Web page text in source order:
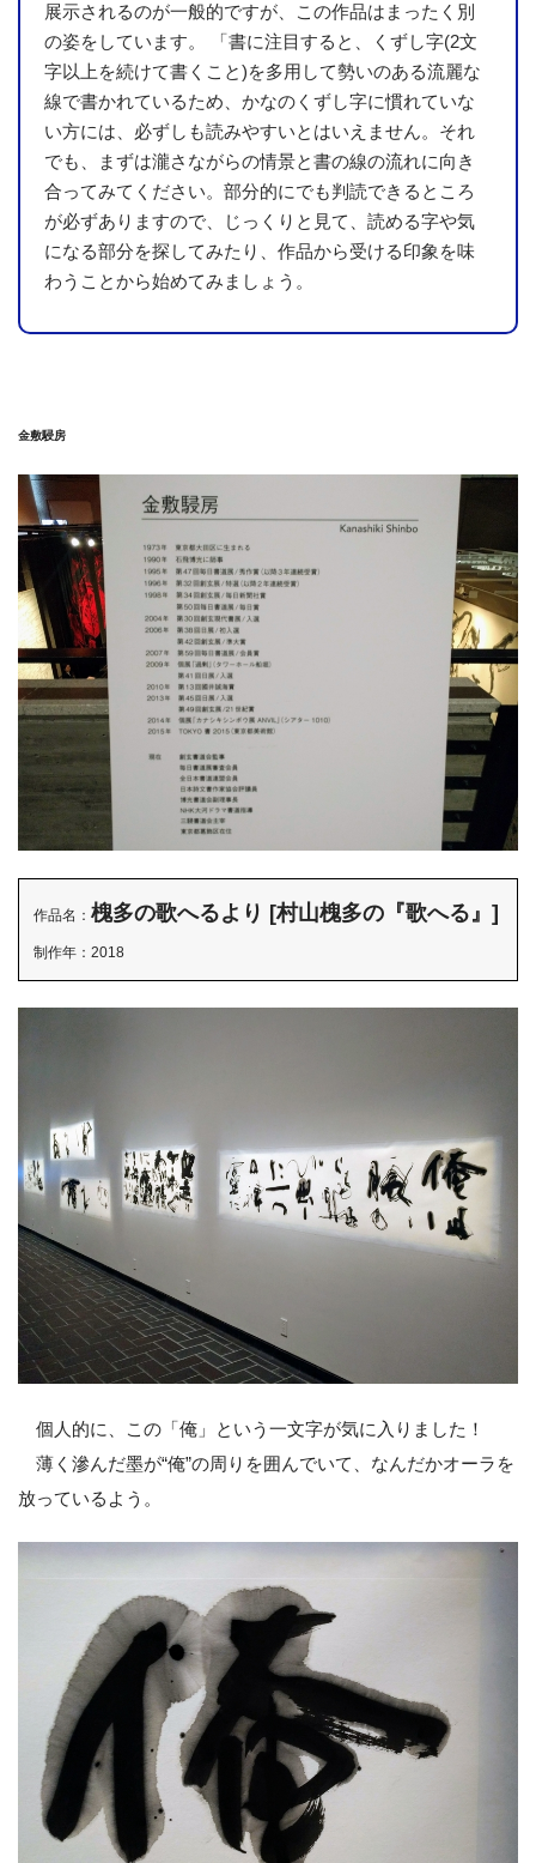
展示されるのが一般的ですが、この作品はまったく別
の姿をしています。 「書に注目すると、くずし字(2文
字以上を続けて書くこと)を多用して勢いのある流麗な
線で書かれているため、かなのくずし字に慣れていな
い方には、必ずしも読みやすいとはいえません。それ
でも、まずは瀧さながらの情景と書の線の流れに向き
合ってみてください。部分的にでも判読できるところ
が必ずありますので、じっくりと見て、読める字や気
になる部分を探してみたり、作品から受ける印象を味
わうことから始めてみましょう。
金敷駸房
作品名： 槐多の歌へるより [村山槐多の『歌へる』]
制作年：2018
個人的に、この「俺」という一文字が気に入りました！
薄く滲んだ墨が“俺”の周りを囲んでいて、なんだかオーラを
放っているよう。